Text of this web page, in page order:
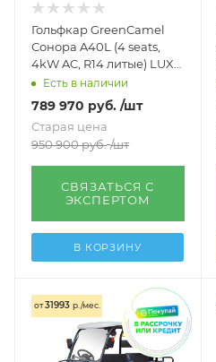
Гольфкар GreenCamel
Сонора A40L (4 seats,
4kW AC, R14 литые) LUX
lifted
Есть в наличии
789 970 руб. /шт
Старая цена
950 900руб. /шт
СВЯЗАТЬСЯ С
ЭКСПЕРТОМ
В КОРЗИНУ
от31993 р./мес.